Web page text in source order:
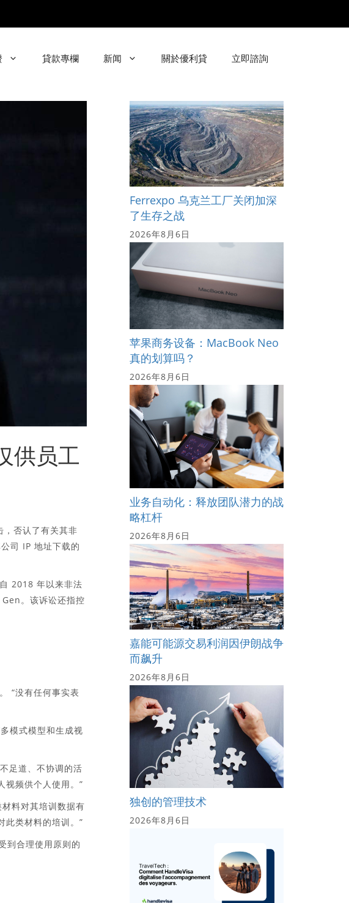
貸款專欄 新闻 關於優利貸 立即諮詢
供员工
否认了有关其非
司 IP 地址下载的
2018 年以来非法
。该诉讼还指控
“没有任何事实表
模式模型和生成视
足道、不协调的活
视频供个人使用。”
料对其培训数据有
此类材料的培训。”
到合理使用原则的
Ferrexpo 乌克兰工厂关闭加深
了生存之战
2026年8月6日
苹果商务设备：MacBook Neo
真的划算吗？
2026年8月6日
业务自动化：释放团队潜力的战
略杠杆
2026年8月6日
嘉能可能源交易利润因伊朗战争
而飙升
2026年8月6日
独创的管理技术
2026年8月6日